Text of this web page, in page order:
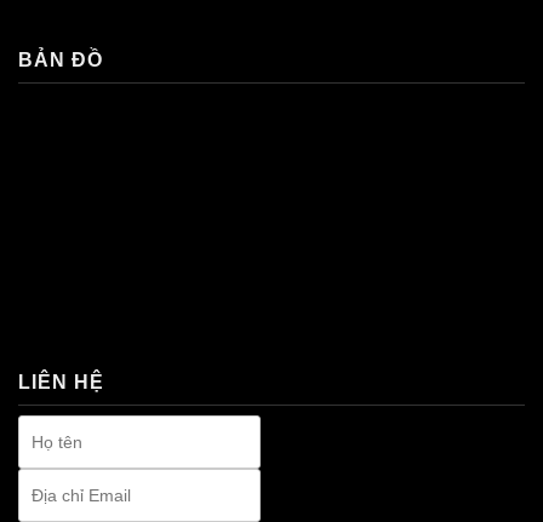
BẢN ĐỒ
LIÊN HỆ